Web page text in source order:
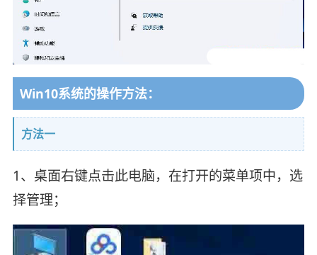
Win10系统的操作方法：
方法一
1、桌面右键点击此电脑，在打开的菜单项中，选
择管理；